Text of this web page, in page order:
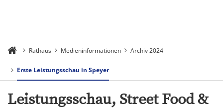
Rathaus Medieninformationen Archiv 2024
Erste Leistungsschau in Speyer
Leistungsschau, Street Food &